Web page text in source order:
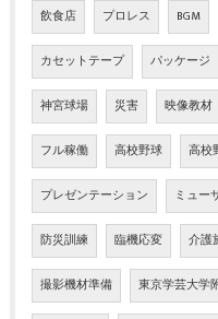
飲食店 プロレス BGM
カセットテープ パッケージ
神宮球場 災害 映像教材
フル稼働 高校野球 高校
プレゼンテーション ミュー
防災訓練 臨機応変 介護
撮影機材準備 東京学芸大学